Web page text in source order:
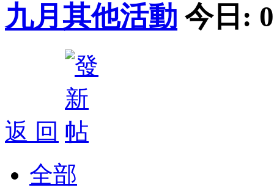
九月其他活動 今日: 0
返 回
全部